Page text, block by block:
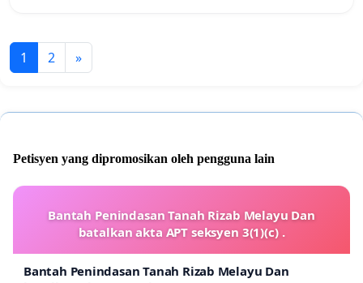
1 2 »
Petisyen yang dipromosikan oleh pengguna lain
Bantah Penindasan Tanah Rizab Melayu Dan
batalkan akta APT seksyen 3(1)(c) .
Bantah Penindasan Tanah Rizab Melayu Dan